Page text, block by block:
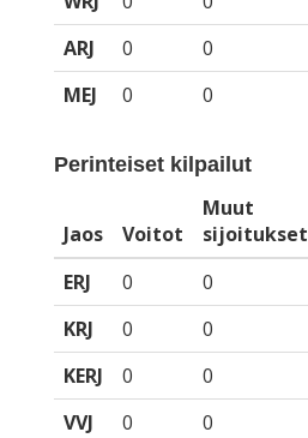
ARJ
0 0
MEJ
0 0
Perinteiset kilpailut
Jaos Voitot
Muut
sijoitukset
ERJ
0 0
KRJ
0 0
KERJ
0 0
VVJ
0 0